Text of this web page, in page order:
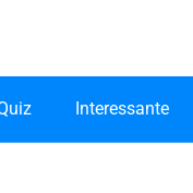
Interessante